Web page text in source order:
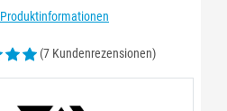
Produktinformationen
(7 Kundenrezensionen)